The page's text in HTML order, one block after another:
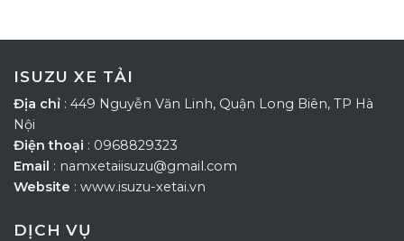
ISUZU XE TẢI
Địa chỉ : 449 Nguyễn Văn Linh, Quận Long Biên, TP Hà
Nội
Điện thoại : 0968829323
Email : namxetaiisuzu@gmail.com
Website : www.isuzu-xetai.vn
DỊCH VỤ